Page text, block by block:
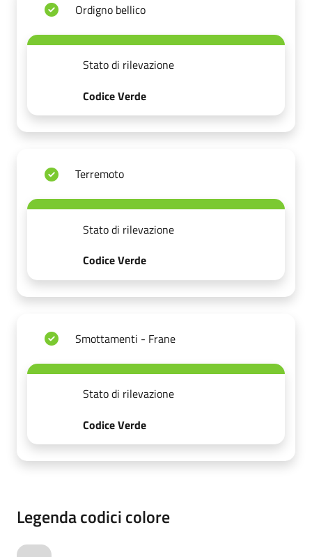
Ordigno bellico
Stato di rilevazione
Codice Verde
Terremoto
Stato di rilevazione
Codice Verde
Smottamenti - Frane
Stato di rilevazione
Codice Verde
Legenda codici colore